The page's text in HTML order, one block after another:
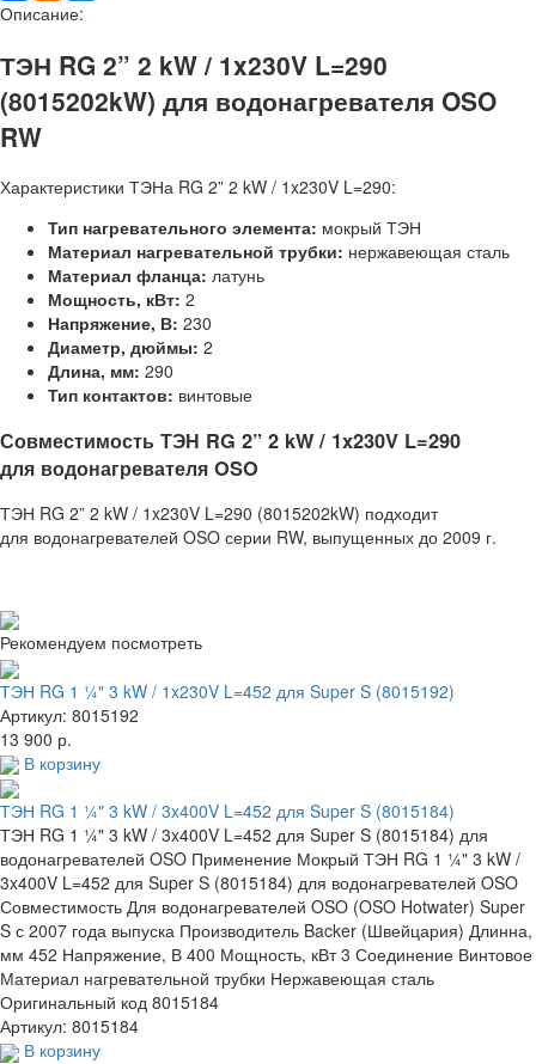
Описание:
ТЭН RG 2” 2 kW / 1x230V L=290
(8015202kW) для водонагревателя OSO
RW
Характеристики ТЭНа RG 2” 2 kW / 1x230V L=290:
Тип нагревательного элемента: мокрый ТЭН
Материал нагревательной трубки: нержавеющая сталь
Материал фланца: латунь
Мощность, кВт: 2
Напряжение, В: 230
Диаметр, дюймы: 2
Длина, мм: 290
Тип контактов: винтовые
Совместимость ТЭН RG 2” 2 kW / 1x230V L=290
для водонагревателя OSO
ТЭН RG 2” 2 kW / 1x230V L=290 (8015202kW) подходит
для водонагревателей OSO серии RW, выпущенных до 2009 г.
Рекомендуем посмотреть
ТЭН RG 1 ¼" 3 kW / 1x230V L=452 для Super S (8015192)
Артикул: 8015192
13 900 р.
В корзину
ТЭН RG 1 ¼" 3 kW / 3x400V L=452 для Super S (8015184)
ТЭН RG 1 ¼" 3 kW / 3x400V L=452 для Super S (8015184) для
водонагревателей OSO Применение Мокрый ТЭН RG 1 ¼" 3 kW /
3x400V L=452 для Super S (8015184) для водонагревателей OSO
Совместимость Для водонагревателей OSO (OSO Hotwater) Super
S с 2007 года выпуска Производитель Backer (Швейцария) Длинна,
мм 452 Напряжение, В 400 Мощность, кВт 3 Соединение Винтовое
Материал нагревательной трубки Нержавеющая сталь
Оригинальный код 8015184
Артикул: 8015184
В корзину